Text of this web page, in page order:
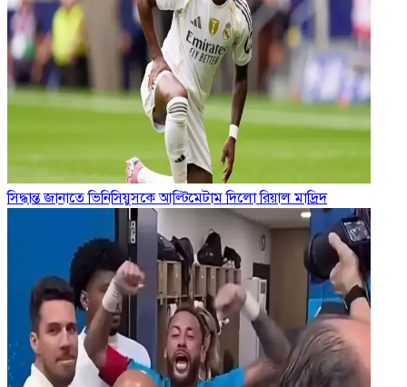
সিদ্ধান্ত জানাতে ভিনিসিয়ুসকে আল্টিমেটাম দিলো রিয়াল মাদ্রিদ